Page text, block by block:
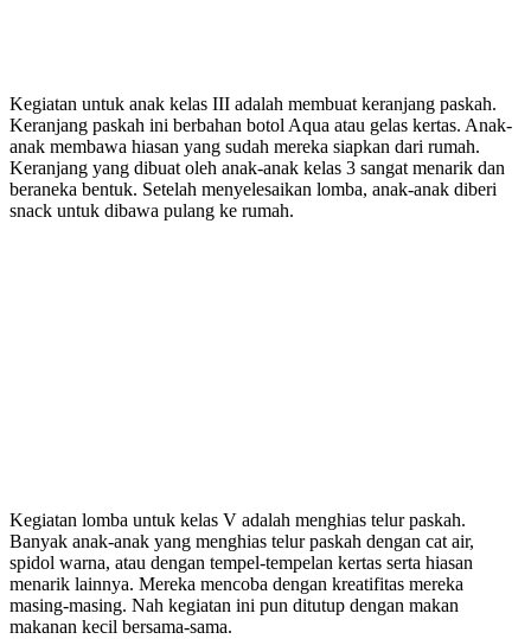
Kegiatan untuk anak kelas III adalah membuat keranjang paskah.
Keranjang paskah ini berbahan botol Aqua atau gelas kertas. Anak-
anak membawa hiasan yang sudah mereka siapkan dari rumah.
Keranjang yang dibuat oleh anak-anak kelas 3 sangat menarik dan
beraneka bentuk. Setelah menyelesaikan lomba, anak-anak diberi
snack untuk dibawa pulang ke rumah.
Kegiatan lomba untuk kelas V adalah menghias telur paskah.
Banyak anak-anak yang menghias telur paskah dengan cat air,
spidol warna, atau dengan tempel-tempelan kertas serta hiasan
menarik lainnya. Mereka mencoba dengan kreatifitas mereka
masing-masing. Nah kegiatan ini pun ditutup dengan makan
makanan kecil bersama-sama.